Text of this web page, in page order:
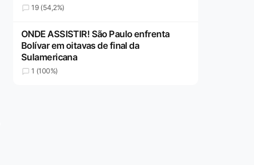
19 (54,2%)
ONDE ASSISTIR! São Paulo enfrenta
Bolívar em oitavas de final da
Sulamericana
1 (100%)